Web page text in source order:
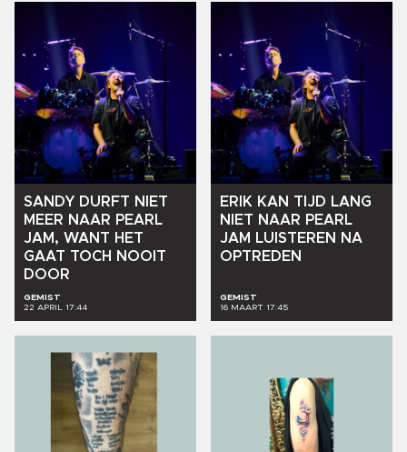
SANDY DURFT NIET
MEER NAAR PEARL
JAM, WANT HET
GAAT TOCH
NOOIT
DOOR
GEMIST
22 APRIL 17:44
ERIK KAN TIJD LANG
NIET NAAR PEARL
JAM
LUISTEREN
NA
OPTREDEN
GEMIST
16 MAART 17:45